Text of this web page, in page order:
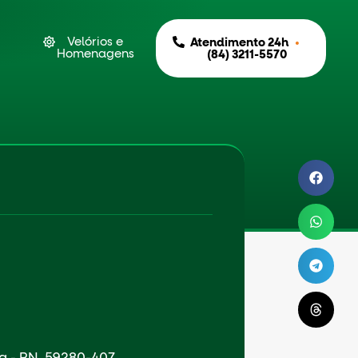
Velórios e
Homenagens
Atendimento 24h •
(84) 3211-5570